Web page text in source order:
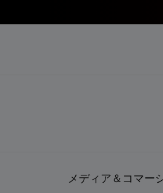
メディア＆コマー